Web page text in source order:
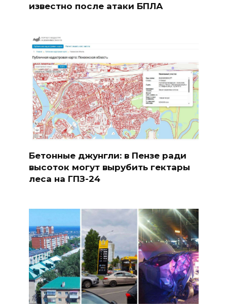
известно после атаки БПЛА
Бетонные джунгли: в Пензе ради
высоток могут вырубить гектары
леса на ГПЗ-24